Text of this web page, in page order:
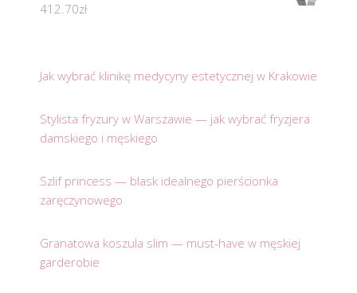
412.70zł
Jak wybrać klinikę medycyny estetycznej w Krakowie
Stylista fryzury w Warszawie — jak wybrać fryzjera
damskiego i męskiego
Szlif princess — blask idealnego pierścionka
zaręczynowego
Granatowa koszula slim — must-have w męskiej
garderobie